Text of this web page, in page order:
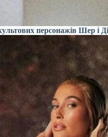
персонажів Шер і